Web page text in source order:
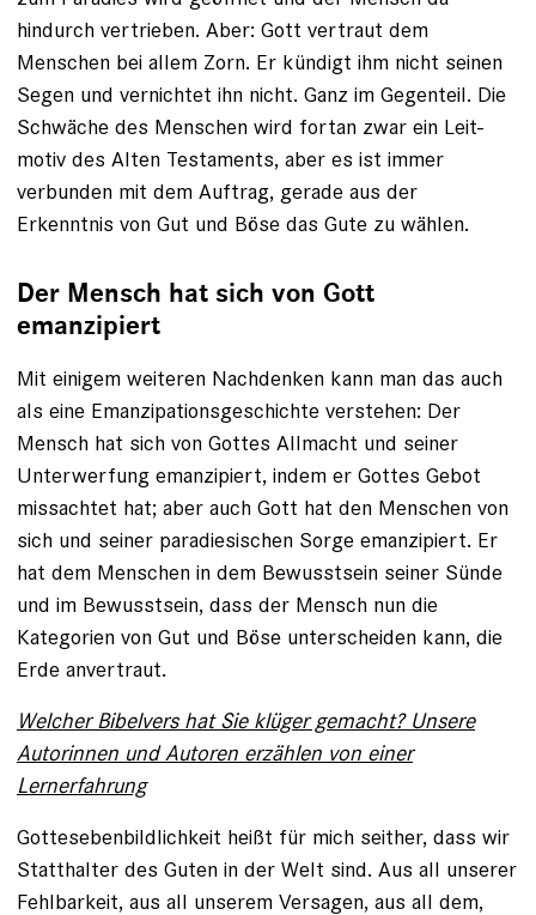
hindurch vertrieben. Aber: Gott vertraut dem
Menschen bei allem Zorn. Er kündigt ihm nicht ­seinen
Segen und vernichtet ihn nicht. Ganz im Gegenteil. Die
Schwäche des Menschen wird fortan zwar ein Leit­
motiv des Alten Testaments, aber es ist immer
verbunden mit dem Auftrag, gerade aus der
Erkenntnis von Gut und Böse das Gute zu wählen.
Der Mensch hat sich von Gott
emanzipiert
Mit einigem weiteren Nachdenken kann man das auch
als eine Emanzipationsgeschichte verstehen: Der
Mensch hat sich von Gottes Allmacht und seiner
Unterwerfung emanzipiert, indem er Gottes Gebot
missachtet hat; aber auch Gott hat den Menschen von
sich und seiner paradiesischen Sorge emanzipiert. Er
hat dem Menschen in dem Bewusstsein seiner Sünde
und im Bewusstsein, dass der Mensch nun die
Kategorien von Gut und Böse unter­scheiden kann, die
Erde anvertraut.
Welcher Bibelvers hat Sie klüger gemacht? Unsere
Autorinnen und Autoren erzählen von einer
Lernerfahrung
Gottesebenbildlichkeit heißt für mich seither, dass wir
Statthalter des Guten in der Welt sind. Aus all unserer
Fehlbarkeit, aus all unserem Versagen, aus all dem,